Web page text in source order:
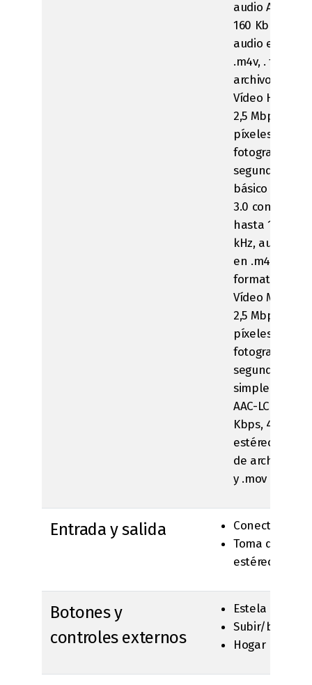
audio AAC-LC
160 Kbps, 48
audio estéreo
.m4v, .
archivo mp4 y
Vídeo H.264,
2,5 Mbps, 640
píxeles, 30
fotogramas
segundo,
básico hasta
3.0 con audio
hasta 160
kHz, audio
en .m4v, .mp4
formatos de
Vídeo MPEG-
2,5 Mbps, 640
píxeles, 30
fotogramas
segundo,
simple con
AAC-LC hasta
Kbps, 48 ​​kHz,
estéreo en
de archivo
y .mov
Entrada y salida
Conector de
Toma de
estéreo de 3,5
Botones y
controles externos
Estela del
Subir/bajar
Hogar